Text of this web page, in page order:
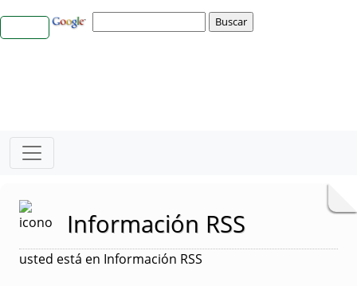
Información RSS
usted está en Información RSS